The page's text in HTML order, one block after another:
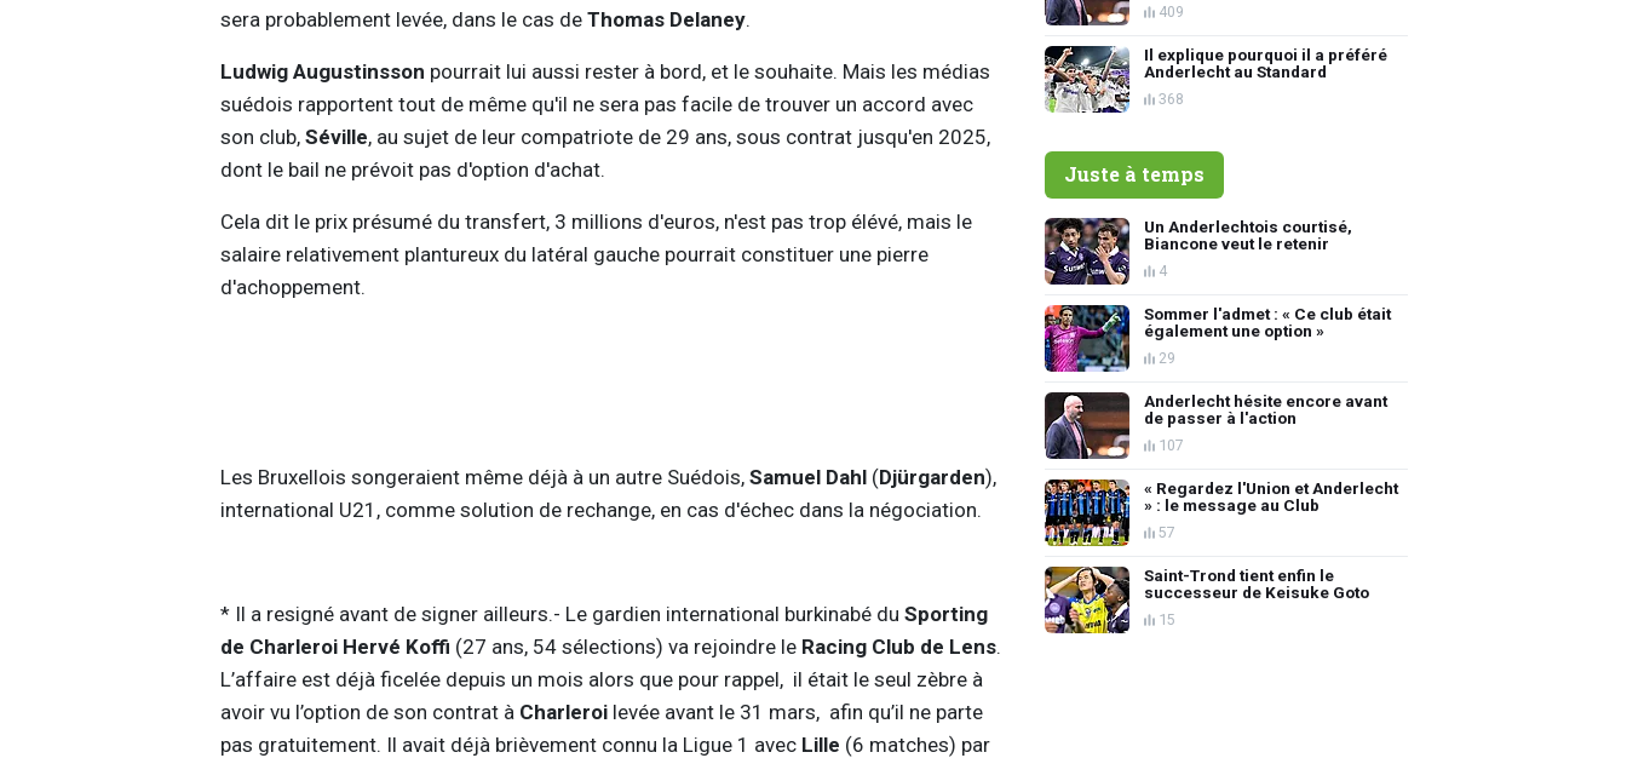
sera probablement levée, dans le cas de Thomas Delaney.
Ludwig Augustinsson pourrait lui aussi rester à bord, et le souhaite. Mais les médias
suédois rapportent tout de même qu'il ne sera pas facile de trouver un accord avec
son club, Séville, au sujet de leur compatriote de 29 ans, sous contrat jusqu'en 2025,
dont le bail ne prévoit pas d'option d'achat.
Cela dit le prix présumé du transfert, 3 millions d'euros, n'est pas trop élévé, mais le
salaire relativement plantureux du latéral gauche pourrait constituer une pierre
d'achoppement.
Les Bruxellois songeraient même déjà à un autre Suédois, Samuel Dahl (Djürgarden),
international U21, comme solution de rechange, en cas d'échec dans la négociation.
* Il a resigné avant de signer ailleurs.- Le gardien international burkinabé du Sporting
de Charleroi Hervé Koffi (27 ans, 54 sélections) va rejoindre le Racing Club de Lens.
L’affaire est déjà ficelée depuis un mois alors que pour rappel, il était le seul zèbre à
avoir vu l’option de son contrat à Charleroilevée avant le 31 mars, afin qu’il ne parte
pas gratuitement. Il avait déjà brièvement connu la Ligue 1 avec Lille (6 matches) par
409
Il explique pourquoi il a préféré
Anderlecht au Standard
368
Juste à temps
Un Anderlechtois courtisé,
Biancone veut le retenir
4
Sommer l'admet : « Ce club était
également une option »
29
Anderlecht hésite encore avant
de passer à l'action
107
« Regardez l'Union et Anderlecht
» : le message au Club
57
Saint-Trond tient enfin le
successeur de Keisuke Goto
15